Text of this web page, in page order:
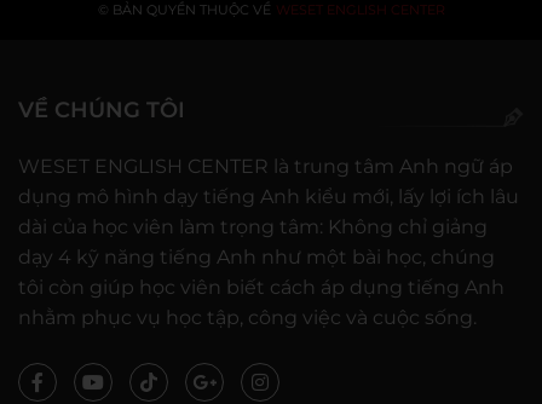
© BẢN QUYỀN THUỘC VỀ WESET ENGLISH CENTER
VỀ CHÚNG TÔI
WESET ENGLISH CENTER là trung tâm Anh ngữ áp
dụng mô hình dạy tiếng Anh kiểu mới, lấy lợi ích lâu
dài của học viên làm trọng tâm: Không chỉ giảng
dạy 4 kỹ năng tiếng Anh như một bài học, chúng
tôi còn giúp học viên biết cách áp dụng tiếng Anh
nhằm phục vụ học tập, công việc và cuộc sống.